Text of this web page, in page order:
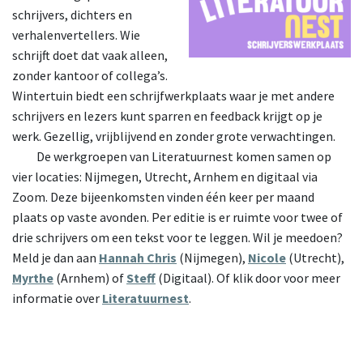
schrijvers, dichters en
verhalenvertellers. Wie
schrijft doet dat vaak alleen,
zonder kantoor of collega’s.
Wintertuin biedt een schrijfwerkplaats waar je met andere
schrijvers en lezers kunt sparren en feedback krijgt op je
werk. Gezellig, vrijblijvend en zonder grote verwachtingen.
De werkgroepen van Literatuurnest komen samen op
vier locaties: Nijmegen, Utrecht, Arnhem en digitaal via
Zoom. Deze bijeenkomsten vinden één keer per maand
plaats op vaste avonden. Per editie is er ruimte voor twee of
drie schrijvers om een tekst voor te leggen. Wil je meedoen?
Meld je dan aan Hannah Chris (Nijmegen), Nicole (Utrecht),
Myrthe (Arnhem) ofSteff (Digitaal). Of klik door voor meer
informatie over Literatuurnest.